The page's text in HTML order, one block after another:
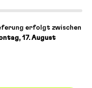
erfolgt zwischen
17. August